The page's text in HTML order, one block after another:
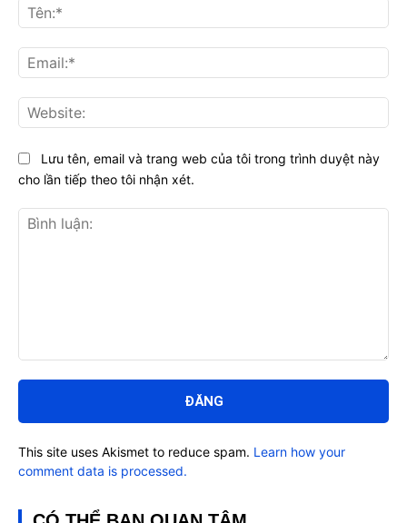
luận:
Lưu tên, email và trang web của tôi trong trình duyệt này
cho lần tiếp theo tôi nhận xét.
This site uses Akismet to reduce spam. Learn how your
comment data is processed.